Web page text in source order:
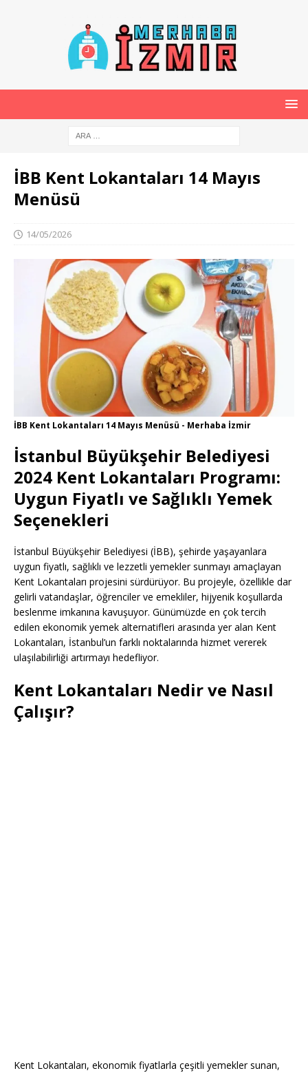
İBB Kent Lokantaları 14 Mayıs
Menüsü
14/05/2026
İBB Kent Lokantaları 14 Mayıs Menüsü - Merhaba İzmir
İstanbul Büyükşehir Belediyesi
2024 Kent Lokantaları Programı:
Uygun Fiyatlı ve Sağlıklı Yemek
Seçenekleri
İstanbul Büyükşehir Belediyesi (İBB), şehirde yaşayanlara
uygun fiyatlı, sağlıklı ve lezzetli yemekler sunmayı amaçlayan
Kent Lokantaları projesini sürdürüyor. Bu projeyle, özellikle dar
gelirli vatandaşlar, öğrenciler ve emekliler, hijyenik koşullarda
beslenme imkanına kavuşuyor. Günümüzde en çok tercih
edilen ekonomik yemek alternatifleri arasında yer alan Kent
Lokantaları, İstanbul’un farklı noktalarında hizmet vererek
ulaşılabilirliği artırmayı hedefliyor.
Kent Lokantaları Nedir ve Nasıl
Çalışır?
Kent Lokantaları, ekonomik fiyatlarla çeşitli yemekler sunan,